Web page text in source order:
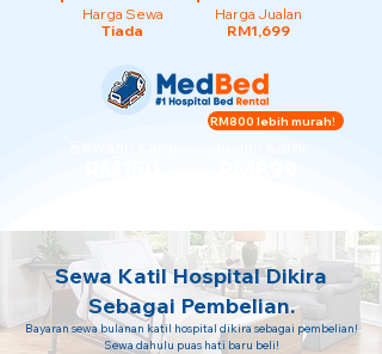
Harga Sewa
Tiada
Harga Jualan
RM1,699
RM800 lebih murah!
Sewa Katil Hospital Dikira
Sebagai Pembelian.
Bayaran sewa bulanan katil hospital dikira sebagai pembelian!
Sewa dahulu puas hati baru beli!